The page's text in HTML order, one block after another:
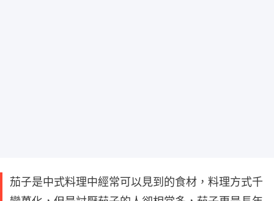
茄子是中式料理中經常可以見到的食材，料理方式千